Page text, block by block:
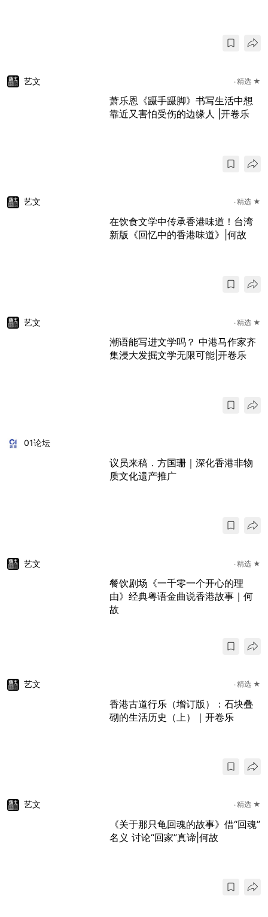
艺文 精选 ★
萧乐恩《蹑手蹑脚》书写生活中想
靠近又害怕受伤的边缘人 |开卷乐
艺文 精选 ★
在饮食文学中传承香港味道！台湾
新版《回忆中的香港味道》|何故
艺文 精选 ★
潮语能写进文学吗？ 中港马作家齐
集浸大发掘文学无限可能|开卷乐
01论坛
议员来稿．方国珊｜深化香港非物
质文化遗产推广
艺文 精选 ★
餐饮剧场《一千零一个开心的理
由》经典粤语金曲说香港故事｜何
故
艺文 精选 ★
香港古道行乐（增订版）：石块叠
砌的生活历史（上）｜开卷乐
艺文 精选 ★
《关于那只龟回魂的故事》借“回魂”
名义 讨论“回家”真谛|何故